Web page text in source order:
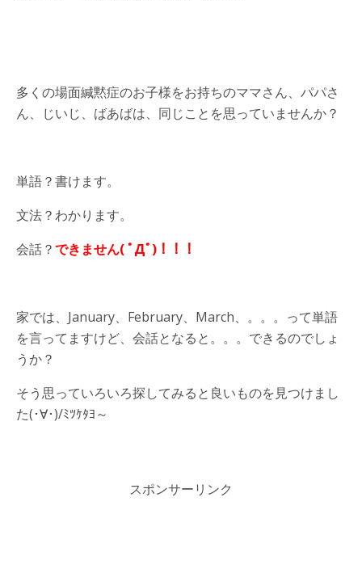
多くの場面緘黙症のお子様をお持ちのママさん、パパさ
ん、じいじ、ばあばは、同じことを思っていませんか？
単語？書けます。
文法？わかります。
会話？できません( ﾟДﾟ)！！！
家では、January、February、March、。。。って単語
を言ってますけど、会話となると。。。できるのでしょ
うか？
そう思っていろいろ探してみると良いものを見つけまし
た(･∀･)/ﾐﾂｹﾀﾖ～
スポンサーリンク